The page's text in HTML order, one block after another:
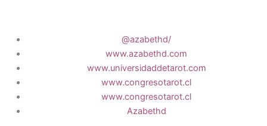
@azabethd/
www.azabethd.com
www.universidaddetarot.com
www.congresotarot.cl
www.congresotarot.cl
Azabethd